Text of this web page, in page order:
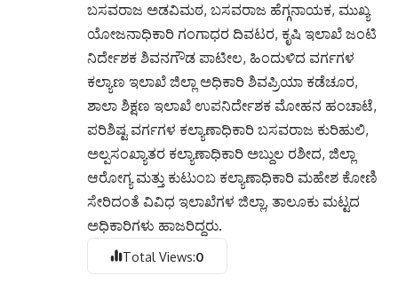
ಬಸವರಾಜ ಅಡವಿಮಠ, ಬಸವರಾಜ ಹೆಗ್ಗನಾಯಕ, ಮುಖ್ಯ
ಯೋಜನಾಧಿಕಾರಿ ಗಂಗಾಧರ ದಿವಟರ, ಕೃಷಿ ಇಲಾಖೆ ಜಂಟಿ
ನಿರ್ದೇಶಕ ಶಿವನಗೌಡ ಪಾಟೀಲ, ಹಿಂದುಳಿದ ವರ್ಗಗಳ
ಕಲ್ಯಾಣ ಇಲಾಖೆ ಜಿಲ್ಲಾ ಅಧಿಕಾರಿ ಶಿವಪ್ರಿಯಾ ಕಡೆಚೂರ,
ಶಾಲಾ ಶಿಕ್ಷಣ ಇಲಾಖೆ ಉಪನಿರ್ದೇಶಕ ಮೋಹನ ಹಂಚಾಟೆ,
ಪರಿಶಿಷ್ಟ ವರ್ಗಗಳ ಕಲ್ಯಾಣಾಧಿಕಾರಿ ಬಸವರಾಜ ಕುರಿಹುಲಿ,
ಅಲ್ಪಸಂಖ್ಯಾತರ ಕಲ್ಯಾಣಾಧಿಕಾರಿ ಅಬ್ದುಲ ರಶೀದ, ಜಿಲ್ಲಾ
ಆರೋಗ್ಯ ಮತ್ತು ಕುಟುಂಬ ಕಲ್ಯಾಣಾಧಿಕಾರಿ ಮಹೇಶ ಕೋಣಿ
ಸೇರಿದಂತೆ ವಿವಿಧ ಇಲಾಖೆಗಳ ಜಿಲ್ಲಾ, ತಾಲೂಕು ಮಟ್ಟದ
ಅಧಿಕಾರಿಗಳು ಹಾಜರಿದ್ದರು.
Total Views:0